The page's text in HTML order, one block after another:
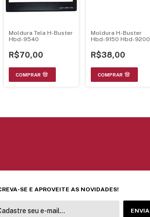
Moldura Tela H-Buster
Hbd-9540
R$70,00
Moldura H-Buster
Hbd-9150 Hbd-9200
9350Av
R$38,00
SE E APROVEITE AS NOVIDADES!